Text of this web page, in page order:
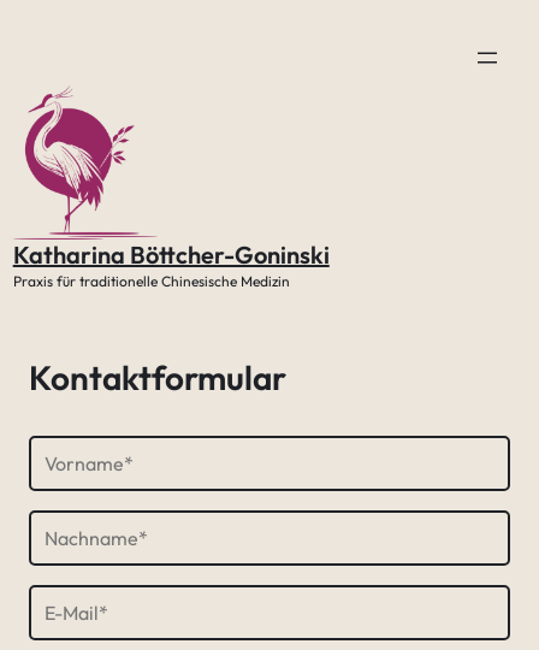
Katharina Böttcher-Goninski
Praxis für traditionelle Chinesische Medizin
Kontaktformular